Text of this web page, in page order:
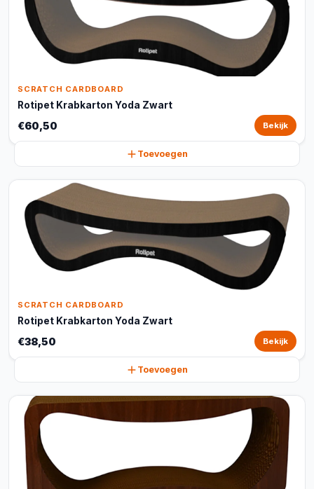
SCRATCH CARDBOARD
Rotipet Krabkarton Yoda Zwart
€60,50 Bekijk
Toevoegen
SCRATCH CARDBOARD
Rotipet Krabkarton Yoda Zwart
€38,50 Bekijk
Toevoegen